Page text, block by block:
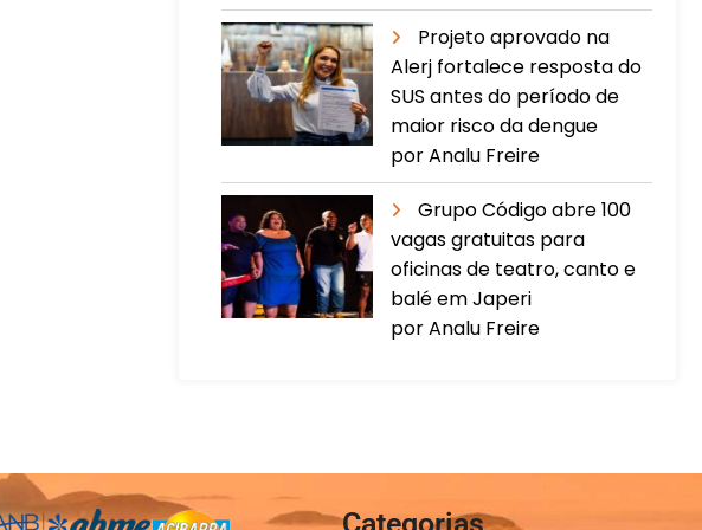
Projeto aprovado na
Alerj fortalece resposta do
SUS antes do período de
maior risco da dengue
por Analu Freire
Grupo Código abre 100
vagas gratuitas para
oficinas de teatro, canto e
balé em Japeri
por Analu Freire